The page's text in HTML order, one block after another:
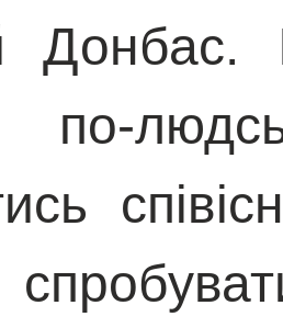
Донбас.
по-